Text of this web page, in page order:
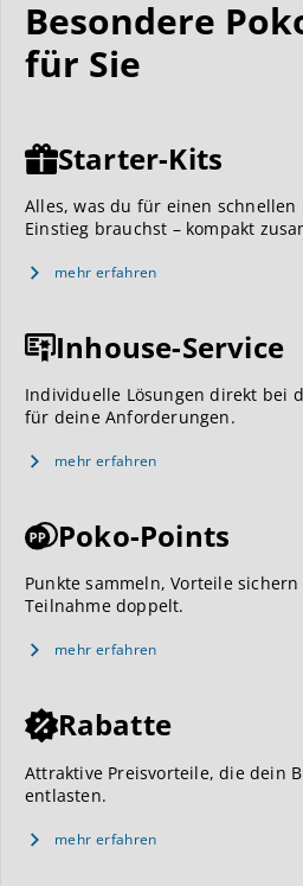
Besondere
für Sie
Starter-Kits
Alles, was du für einen
Einstieg brauchst – kompakt
mehr erfahren
Inhouse-Service
Individuelle Lösungen direkt bei
für deine Anforderungen.
mehr erfahren
Poko-Points
Punkte sammeln, Vorteile
Teilnahme doppelt.
mehr erfahren
Rabatte
Attraktive Preisvorteile, die dein
entlasten.
mehr erfahren